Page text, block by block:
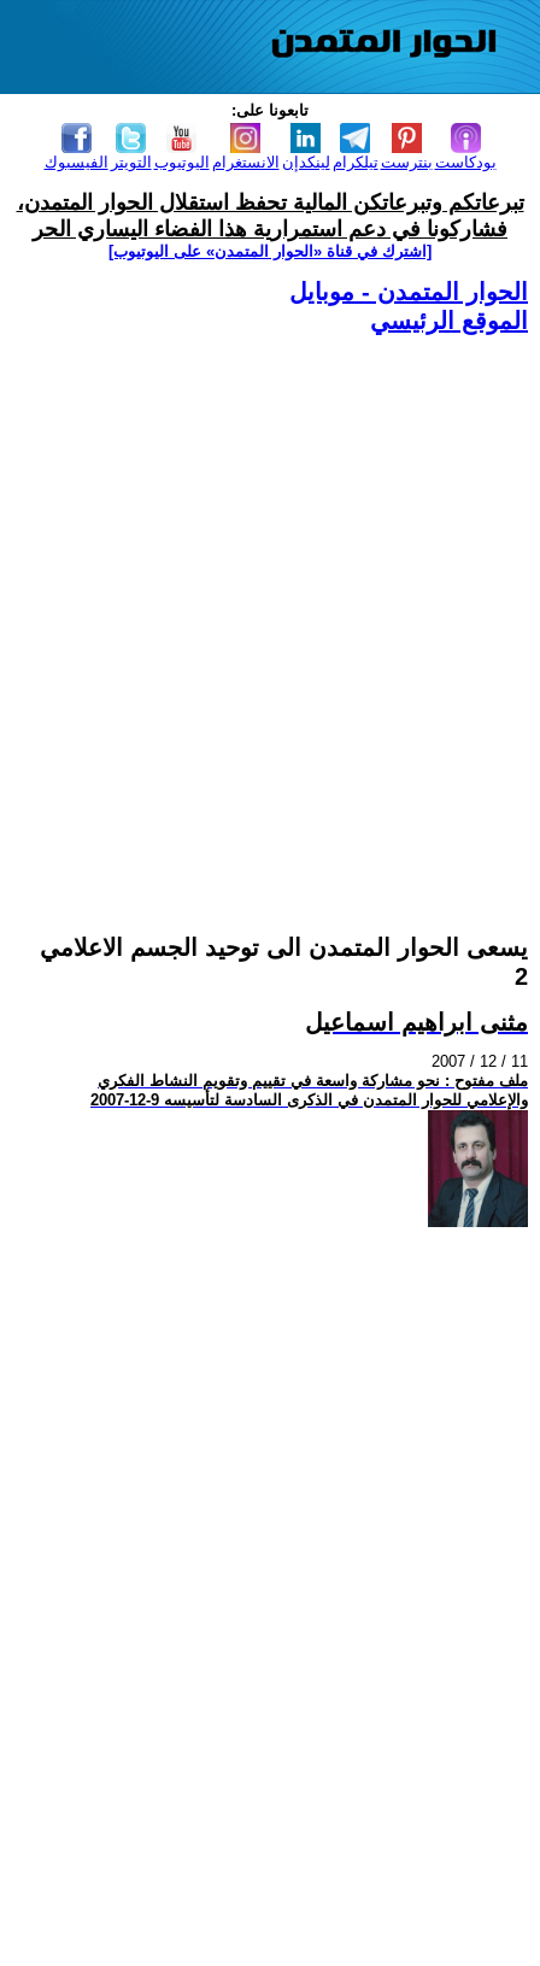
تابعونا على:
الفيسبوك التويتر اليوتيوب الانستغرام لينكدإن تيلكرامبنترست بودكاست
تبرعاتكم وتبرعاتكن المالية تحفظ استقلال الحوار المتمدن،
فشاركونا في دعم استمرارية هذا الفضاء اليساري الحر
[اشترك في قناة ‫«الحوار المتمدن» على اليوتيوب]
الحوار المتمدن - موبايل
الموقع الرئيسي
يسعى الحوار المتمدن الى توحيد الجسم الاعلامي
2
مثنى ابراهيم اسماعيل
2007 / 12 / 11
ملف مفتوح : نحو مشاركة واسعة في تقييم وتقويم النشاط الفكري
والإعلامي للحوار المتمدن في الذكرى السادسة لتأسيسه 9-12-2007